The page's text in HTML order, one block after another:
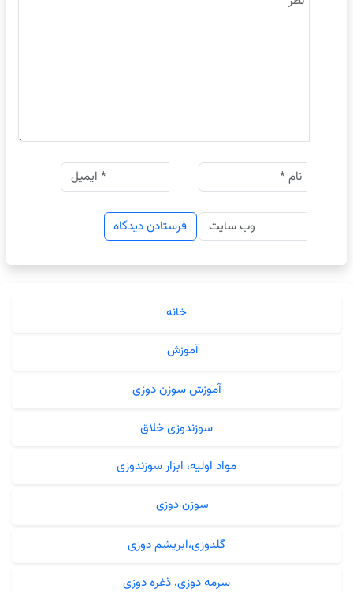
خانه
آموزش
آموزش سوزن دوزی
سوزندوزی خلاق
مواد اولیه، ابزار سوزندوزی
سوزن دوزی
گلدوزی،ابریشم دوزی
سرمه دوزی، ذغره دوزی